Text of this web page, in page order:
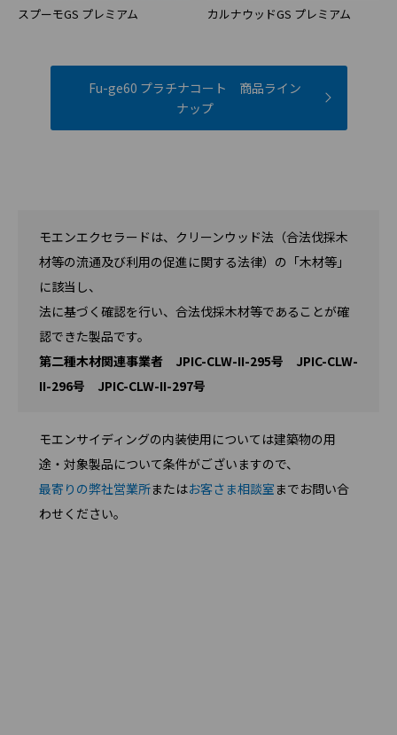
スプーモGS プレミアム カルナウッドGS プレミアム
Fu-ge60 プラチナコート 商品ライン
ナップ
モエンエクセラードは、クリーンウッド法（合法伐採木
材等の流通及び利用の促進に関する法律）の「木材等」
に該当し、
法に基づく確認を行い、合法伐採木材等であることが確
認できた製品です。
第二種木材関連事業者 JPIC-CLW-II-295号 JPIC-CLW-
II-296号 JPIC-CLW-II-297号
モエンサイディングの内装使用については建築物の用
途・対象製品について条件がございますので、
最寄りの弊社営業所またはお客さま相談室までお問い合
わせください。